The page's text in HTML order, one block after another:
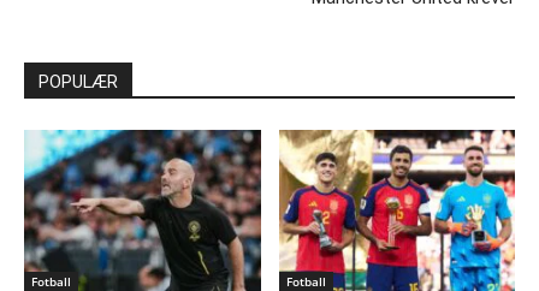
POPULÆR
Fotball Fotball